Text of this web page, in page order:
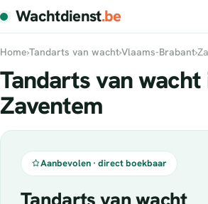
Wachtdienst.be
Home›Tandarts van wacht›Vlaams-Brabant›
Tandarts van wacht
Zaventem
Aanbevolen · direct boekbaar